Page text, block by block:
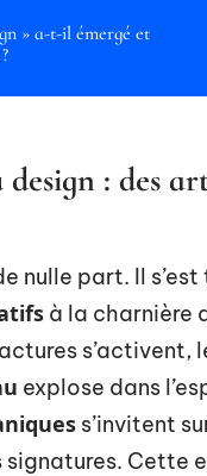
» a-t-il émergé et
: des
nulle part. Il
à la charnière
explose dans
s’invitent
signatures. Cette